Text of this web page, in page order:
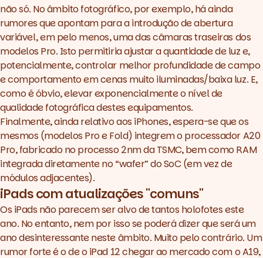
não só. No âmbito fotográfico, por exemplo, há ainda
rumores que apontam para a introdução de abertura
variável, em pelo menos, uma das câmaras traseiras dos
modelos Pro. Isto permitiria ajustar a quantidade de luz e,
potencialmente, controlar melhor profundidade de campo
e comportamento em cenas muito iluminadas/baixa luz. E,
como é óbvio, elevar exponencialmente o nível de
qualidade fotográfica destes equipamentos.
Finalmente, ainda relativo aos iPhones, espera-se que os
mesmos (modelos Pro e Fold) integrem o processador A20
Pro, fabricado no processo 2nm da TSMC, bem como RAM
integrada diretamente no “wafer” do SoC (em vez de
módulos adjacentes).
iPads com atualizações "comuns"
Os iPads não parecem ser alvo de tantos holofotes este
ano. No entanto, nem por isso se poderá dizer que será um
ano desinteressante neste âmbito. Muito pelo contrário. Um
rumor forte é o de o iPad 12 chegar ao mercado com o A19,